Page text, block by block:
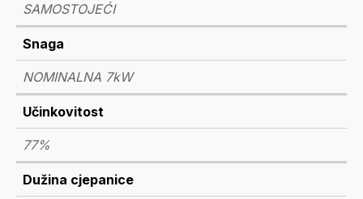
SAMOSTOJEĆI
Snaga
NOMINALNA 7kW
Učinkovitost
77%
Dužina cjepanice